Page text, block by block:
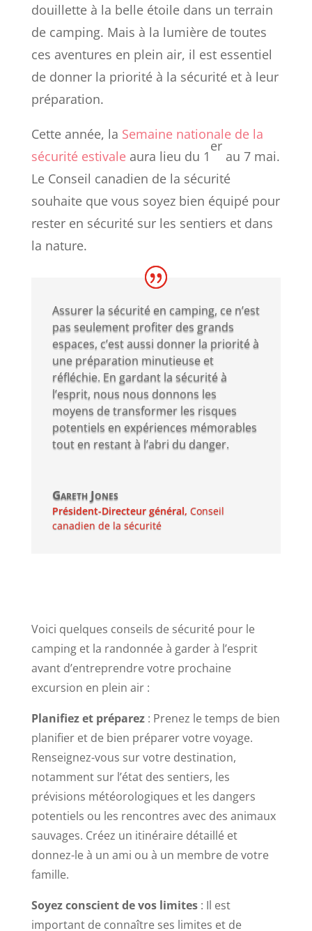
douillette à la belle étoile dans un terrain
de camping. Mais à la lumière de toutes
ces aventures en plein air, il est essentiel
de donner la priorité à la sécurité et à leur
préparation.
Cette année, la Semaine nationale de la
sécurité estivaleaura lieu du 1
er
au 7 mai.
Le Conseil canadien de la sécurité
souhaite que vous soyez bien équipé pour
rester en sécurité sur les sentiers et dans
la nature.
Assurer la sécurité en camping, ce n’est
pas seulement profiter des grands
espaces, c’est aussi donner la priorité à
une préparation minutieuse et
réfléchie. En gardant la sécurité à
l’esprit, nous nous donnons les
moyens de transformer les risques
potentiels en expériences mémorables
tout en restant à l’abri du danger.
Gareth Jones
Président-Directeur général, Conseil
canadien de la sécurité
Voici quelques conseils de sécurité pour le
camping et la randonnée à garder à l’esprit
avant d’entreprendre votre prochaine
excursion en plein air :
Planifiez et préparez: Prenez le temps de bien
planifier et de bien préparer votre voyage.
Renseignez-vous sur votre destination,
notamment sur l’état des sentiers, les
prévisions météorologiques et les dangers
potentiels ou les rencontres avec des animaux
sauvages. Créez un itinéraire détaillé et
donnez-le à un ami ou à un membre de votre
famille.
Soyez conscient de vos limites: Il est
important de connaître ses limites et de